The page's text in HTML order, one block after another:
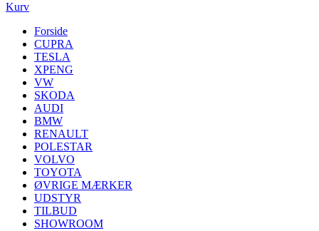
Kurv
Forside
CUPRA
TESLA
XPENG
VW
SKODA
AUDI
BMW
RENAULT
POLESTAR
VOLVO
TOYOTA
ØVRIGE MÆRKER
UDSTYR
TILBUD
SHOWROOM